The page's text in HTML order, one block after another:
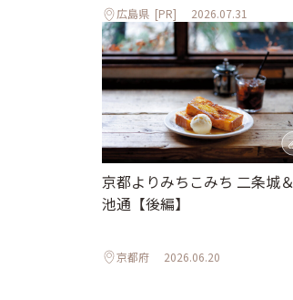
広島県 [PR] 2026.07.31
京都よりみちこみち 二条城
池通【後編】
京都府 2026.06.20